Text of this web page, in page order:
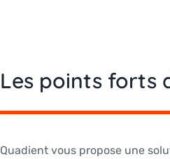
Les points forts
Quadient vous propose une